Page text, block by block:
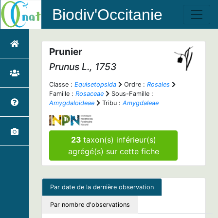
Biodiv'Occitanie
Prunier
Prunus L., 1753
Classe : Equisetopsida Ordre : Rosales
Famille : Rosaceae
Sous-Famille :
Amygdaloideae
Tribu : Amygdaleae
23 taxon(s) inférieur(s)
agrégé(s) sur cette fiche
Par date de la dernière observation
Par nombre d'observations